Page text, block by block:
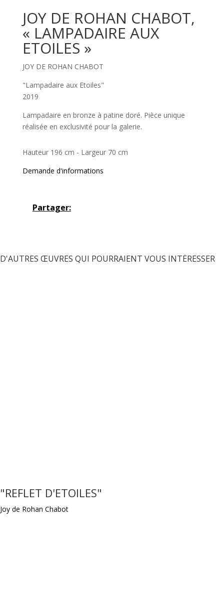
JOY DE ROHAN CHABOT,
« LAMPADAIRE AUX
ETOILES »
JOY DE ROHAN CHABOT
"Lampadaire aux Etoiles"
2019
Lampadaire en bronze à patine doré. Pièce unique
réalisée en exclusivité pour la galerie.
Hauteur 196 cm - Largeur 70 cm
Demande d'informations
Partager:
D'AUTRES ŒUVRES QUI POURRAIENT VOUS INTÉRESSER
"REFLET D'ETOILES"
Joy de Rohan Chabot